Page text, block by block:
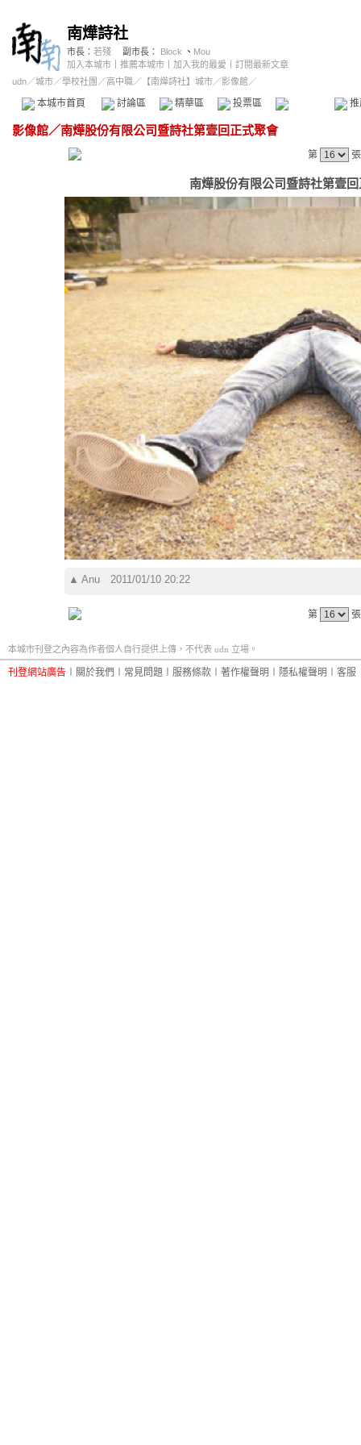
南燁詩社
市長： 若殘 副市長： Block 、 Mou
加入本城市
推薦本城市 加入我的最愛
訂閱最新文章
udn／城市／學校社團 ／高中職／ 【南燁詩社】城市／影像館／
本城市首頁 討論區 精華區 投票區 影像館
影像館／南燁股份有限公司暨詩社第壹回正式聚會
第
南燁股份有限公司暨詩社第壹
▲ Anu 2011/01/10 20:22
第
本城市刊登之內容為作者個人自行提供上傳，不代表 udn 立場。
刊登網站廣告 關於我們 常見問題 服務條款 著作權聲明 隱私權聲明 客服